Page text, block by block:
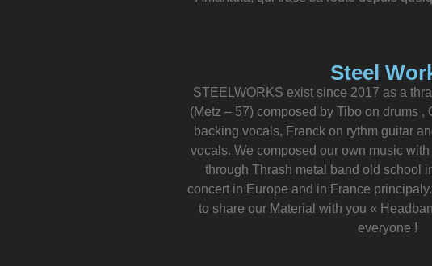
Steel
STEELWORKS exist since 2017 as a
(Metz – 57) composed by Tibo on drums
backing vocals, Franck on rythm guitar
vocals. We composed our own music
through Thrash metal band old school
concert in Europe and in France
to share our Material with you «
everyone !